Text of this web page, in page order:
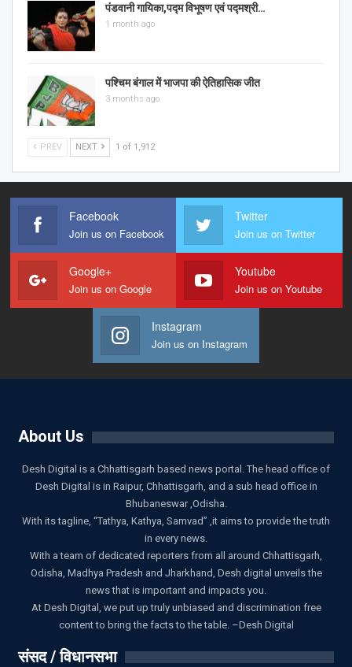
पंडवानी गायिका,पद्म विभूषण एवं पद्मश्री…
1 month ago
पश्चिम बंगाल में भाजपा की ऐतिहासिक जीत
3 months ago
PREV NEXT 1 of 1,912
Facebook
Join us on Facebook
Twitter
Join us on Twitter
Google+
Join us on Google
Youtube
Join us on Youtube
Instagram
Join us on Instagram
About Us
Desh Digital is a Chhattisgarh based news portal. The head office of
Desh Digital is in Raipur, Chhattisgarh, and a sub head office in
Bhubaneswar ,Odisha.
With its tagline, “Tathya, Kathya, Samvad” ,it aims to provide the truth
in every news.
With a team of dedicated reporters from all around Chhattisgarh,
Odisha, Madhya Pradesh and Jharkhand, Desh digital unveils the
news that is important and impacts you.
At Desh Digital, we put up truly unbiased and discrimination free
content to bring the facts to the table. –Desh Digital
संसद / विधानसभा